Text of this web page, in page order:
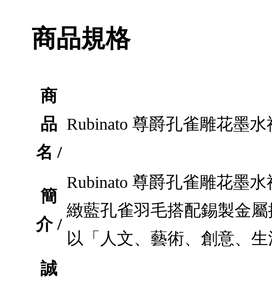
商品規格
商
品
名 /
Rubinato 尊爵孔雀雕花墨水
簡
介 /
Rubinato 尊爵孔雀雕花墨
緻藍孔雀羽毛搭配錫製金
以「人文、藝術、創意、生
誠